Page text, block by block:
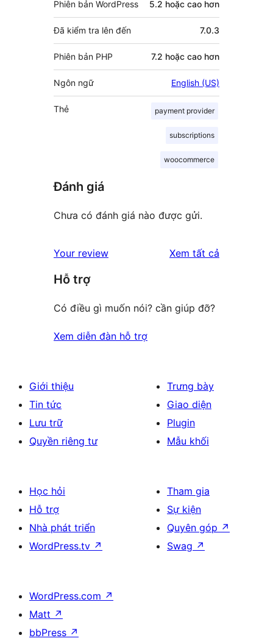
Phiên bản WordPress 5.2 hoặc cao hơn
Đã kiểm tra lên đến 7.0.3
Phiên bản PHP 7.2 hoặc cao hơn
Ngôn ngữ English (US)
Thẻ payment provider
subscriptions
woocommerce
Đánh giá
Chưa có đánh giá nào được gửi.
Your review Xem tất cả
Hỗ trợ
Có điều gì muốn nói? cần giúp đỡ?
Xem diễn đàn hỗ trợ
Giới thiệu
Tin tức
Lưu trữ
Quyền riêng tư
Trưng bày
Giao diện
Plugin
Mẫu khối
Học hỏi
Hỗ trợ
Nhà phát triển
WordPress.tv ↗
Tham gia
Sự kiện
Quyên góp ↗
Swag ↗
WordPress.com ↗
Matt ↗
bbPress ↗